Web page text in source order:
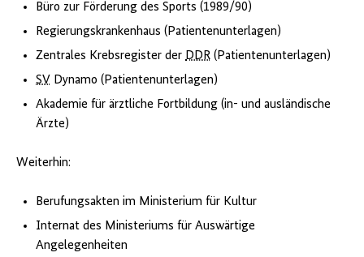
Büro zur Förderung des Sports (1989/90)
Regierungskrankenhaus (Patientenunterlagen)
Zentrales Krebsregister der DDR (Patientenunterlagen)
SV Dynamo (Patientenunterlagen)
Akademie für ärztliche Fortbildung (in- und ausländische
Ärzte)
Weiterhin:
Berufungsakten im Ministerium für Kultur
Internat des Ministeriums für Auswärtige
Angelegenheiten